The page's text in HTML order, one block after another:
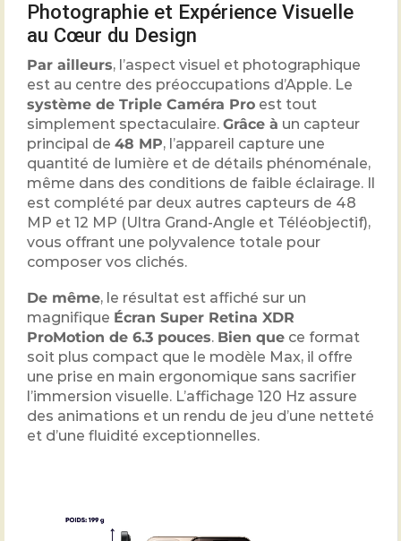
Photographie et Expérience Visuelle
au Cœur du Design
Par ailleurs, l’aspect visuel et photographique
est au centre des préoccupations d’Apple. Le
système de Triple Caméra Pro est tout
simplement spectaculaire. Grâce à un capteur
principal de 48 MP, l’appareil capture une
quantité de lumière et de détails phénoménale,
même dans des conditions de faible éclairage. Il
est complété par deux autres capteurs de 48
MP et 12 MP (Ultra Grand-Angle et Téléobjectif),
vous offrant une polyvalence totale pour
composer vos clichés.
De même, le résultat est affiché sur un
magnifique Écran Super Retina XDR
ProMotion de 6.3 pouces. Bien que ce format
soit plus compact que le modèle Max, il offre
une prise en main ergonomique sans sacrifier
l’immersion visuelle. L’affichage 120 Hz assure
des animations et un rendu de jeu d’une netteté
et d’une fluidité exceptionnelles.